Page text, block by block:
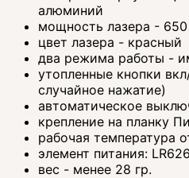
алюминий
мощность лазера -
цвет лазера - красный
два режима работы -
утопленные кнопки
случайное нажатие)
автоматическое
крепление на планку
рабочая температура
элемент питания:
вес - менее 28 гр.